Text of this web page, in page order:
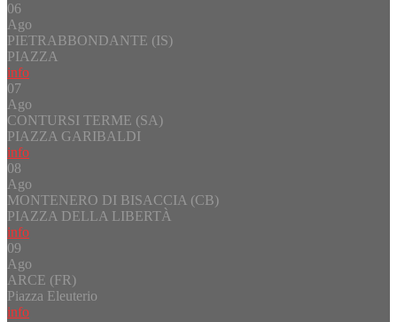
06
Ago
PIETRABBONDANTE (IS)
PIAZZA
info
07
Ago
CONTURSI TERME (SA)
PIAZZA GARIBALDI
info
08
Ago
MONTENERO DI BISACCIA (CB)
PIAZZA DELLA LIBERTÀ
info
09
Ago
ARCE (FR)
Piazza Eleuterio
info